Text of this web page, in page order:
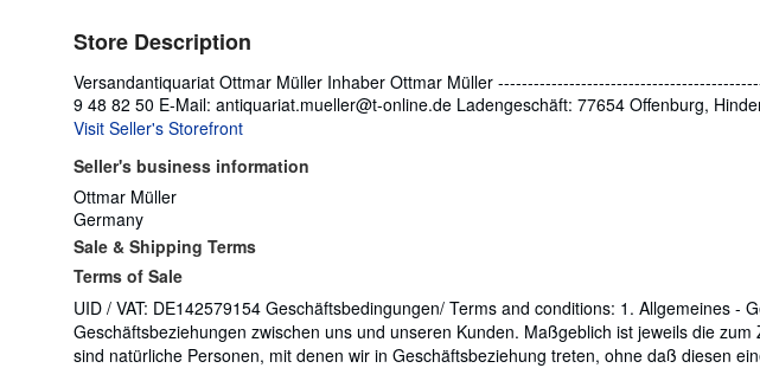
Store Description
Versandantiquariat Ottmar Müller Inhaber Ottmar Müller
9 48 82 50 E-Mail: antiquariat.mueller@t-online.de Ladengeschäft: 77654 Offenburg,
Visit Seller's Storefront
Seller's business information
Ottmar Müller
Germany
Sale & Shipping Terms
Terms of Sale
UID / VAT: DE142579154 Geschäftsbedingungen/ Terms and conditions: 1. Allgemeines
Geschäftsbeziehungen zwischen uns und unseren Kunden. Maßgeblich ist jeweils die
sind natürliche Personen, mit denen wir in Geschäftsbeziehung treten, ohne daß diesen